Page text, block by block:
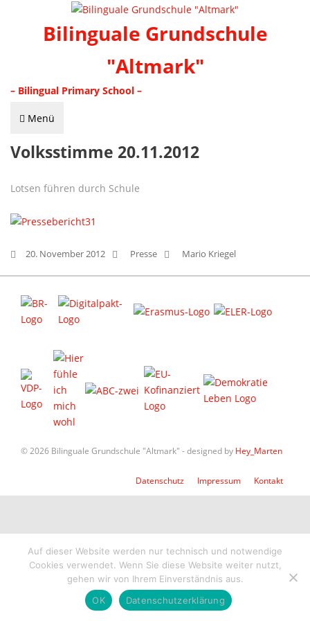
Bilinguale Grundschule
"Altmark"
– Bilingual Primary School –
Menü
Volksstimme 20.11.2012
Lotsen führen durch Schule
20. November 2012 Presse Mario Kriegel
© 2026 Bilinguale Grundschule "Altmark" - designed by Hey_Marten
Datenschutz Impressum Kontakt
Auf dieser Website werden nur technisch und notwendige
Cookies verwendet. Wenn Sie diese Website weiter nutzt,
gehen wir von Ihrem Einverständnis aus.
OK
Datenschutzerklärung